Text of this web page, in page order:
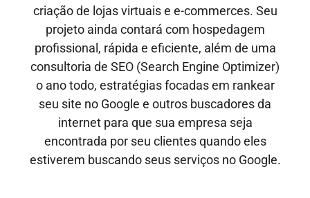
criação de lojas virtuais e e-commerces. Seu
projeto ainda contará com hospedagem
profissional, rápida e eficiente, além de uma
consultoria de SEO (Search Engine Optimizer)
o ano todo, estratégias focadas em rankear
seu site no Google e outros buscadores da
internet para que sua empresa seja
encontrada por seu clientes quando eles
estiverem buscando seus serviços no Google.